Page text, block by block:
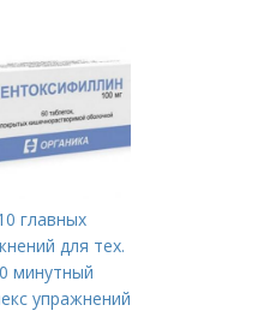
главных
для тех.
минутный
упражнений